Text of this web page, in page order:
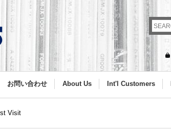
お問い合わせ About Us Int'l Customers
Visit